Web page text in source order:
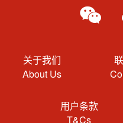
关于我们
About Us
用户条款
T&Cs